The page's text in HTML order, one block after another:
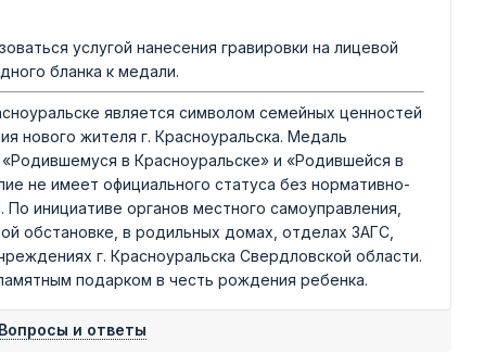
услугой нанесения гравировки на лицевой
бланка к медали.
является символом семейных ценностей
нового жителя г. Красноуральска. Медаль
в Красноуральске» и «Родившейся в
не имеет официального статуса без нормативно-
инициативе органов местного самоуправления,
обстановке, в родильных домах, отделах ЗАГС,
г. Красноуральска Свердловской области.
подарком в честь рождения ребенка.
Вопросы и ответы